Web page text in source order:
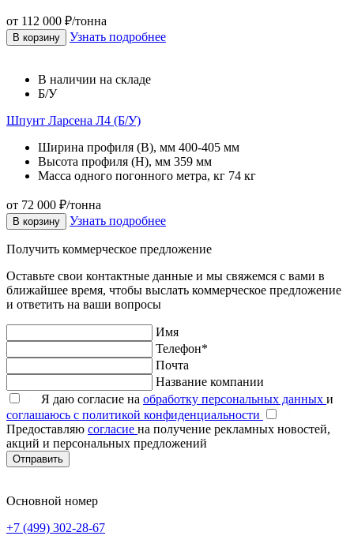
от 112 000 ₽/тонна
В корзину Узнать подробнее
В наличии на складе
Б/У
Шпунт Ларсена Л4 (Б/У)
Ширина профиля (B), мм 400-405 мм
Высота профиля (H), мм 359 мм
Масса одного погонного метра, кг 74 кг
от 72 000 ₽/тонна
В корзину Узнать подробнее
Получить коммерческое предложение
Оставьте свои контактные данные и мы свяжемся с вами в
ближайшее время, чтобы выслать коммерческое предложение
и ответить на ваши вопросы
Имя
Телефон*
Почта
Название компании
Я даю согласие на обработку персональных данных и
соглашаюсь с политикой конфиденциальности
Предоставляю согласие на получение рекламных новостей,
акций и персональных предложений
Отправить
Основной номер
+7 (499) 302-28-67